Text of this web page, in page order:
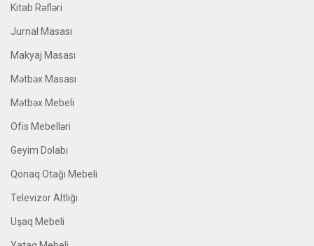
Kitab Rəfləri
Jurnal Masası
Makyaj Masası
Mətbəx Masası
Mətbəx Mebeli
Ofis Mebelləri
Geyim Dolabı
Qonaq Otağı Mebeli
Televizor Altlığı
Uşaq Mebeli